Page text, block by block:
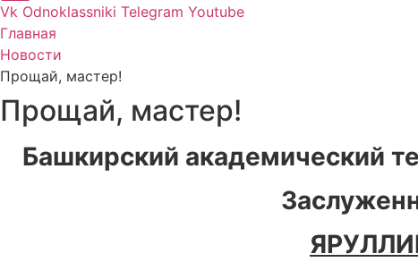
Vk Odnoklassniki Telegram Youtube
Главная
Новости
Прощай, мастер!
Прощай, мастер!
Башкирский академический